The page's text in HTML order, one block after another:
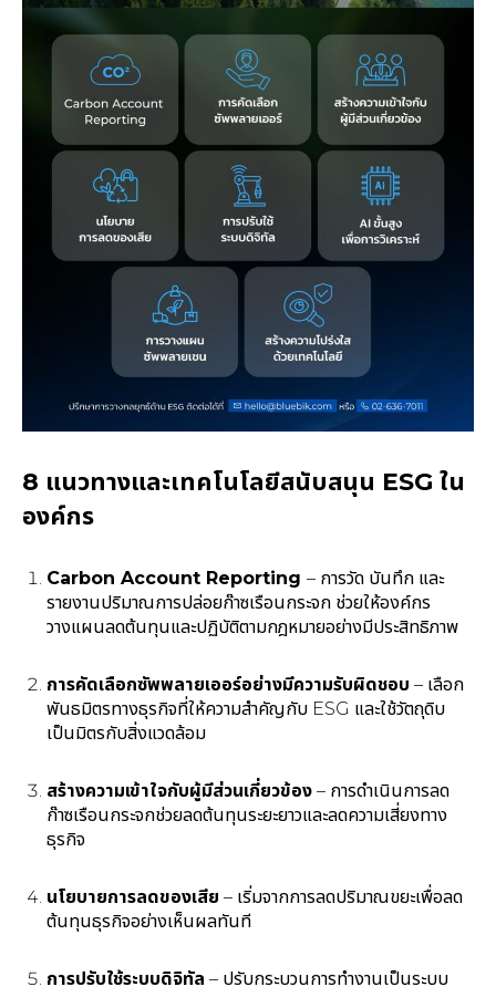
8 แนวทางและเทคโนโลยีสนับสนุน ESG ใน
องค์กร
Carbon Account Reporting– การวัด บันทึก และ
รายงานปริมาณการปล่อยก๊าซเรือนกระจก ช่วยให้องค์กร
วางแผนลดต้นทุนและปฏิบัติตามกฎหมายอย่างมีประสิทธิภาพ
การคัดเลือกซัพพลายเออร์อย่างมีความรับผิดชอบ – เลือก
พันธมิตรทางธุรกิจที่ให้ความสำคัญกับ ESG และใช้วัตถุดิบ
เป็นมิตรกับสิ่งแวดล้อม
สร้างความเข้าใจกับผู้มีส่วนเกี่ยวข้อง – การดำเนินการลด
ก๊าซเรือนกระจกช่วยลดต้นทุนระยะยาวและลดความเสี่ยงทาง
ธุรกิจ
นโยบายการลดของเสีย – เริ่มจากการลดปริมาณขยะเพื่อลด
ต้นทุนธุรกิจอย่างเห็นผลทันที
การปรับใช้ระบบดิจิทัล – ปรับกระบวนการทำงานเป็นระบบ